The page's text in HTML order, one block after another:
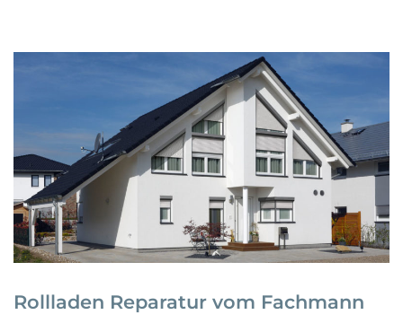
Rollladen Reparatur vom Fachmann